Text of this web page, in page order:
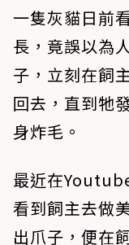
一隻灰貓日前
長，竟誤以為
子，立刻在飼
回去，直到牠
身炸毛。
最近在
看到飼主去做
出爪子，便在